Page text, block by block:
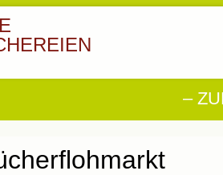
–